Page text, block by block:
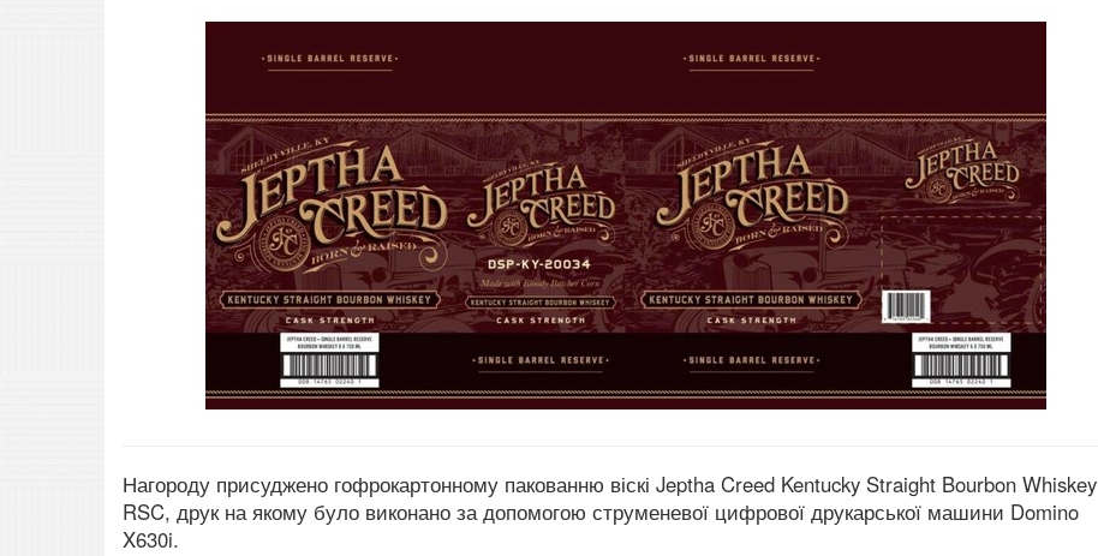
Нагороду присуджено гофрокартонному пакованню віскі Jeptha Creed Kentucky Straight Bourbon Whiskey
RSC, друк на якому було виконано за допомогою струменевої цифрової друкарської машини Domino
X630i.